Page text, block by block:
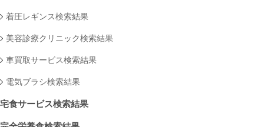
着圧レギンス検索結果
美容診療クリニック検索結果
車買取サービス検索結果
電気ブラシ検索結果
宅食サービス検索結果